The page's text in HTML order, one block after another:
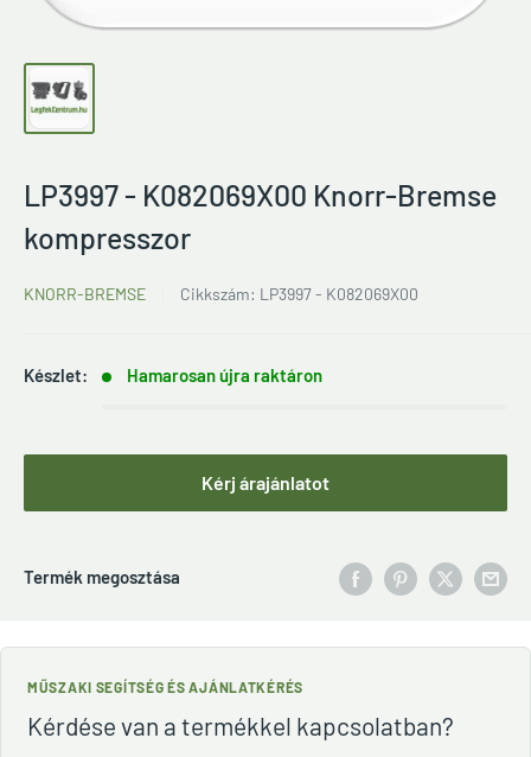
LP3997 - K082069X00 Knorr-Bremse
kompresszor
KNORR-BREMSE Cikkszám: LP3997 - K082069X00
Készlet: Hamarosan újra raktáron
Kérj árajánlatot
Termék megosztása
MŰSZAKI SEGÍTSÉG ÉS AJÁNLATKÉRÉS
Kérdése van a termékkel kapcsolatban?